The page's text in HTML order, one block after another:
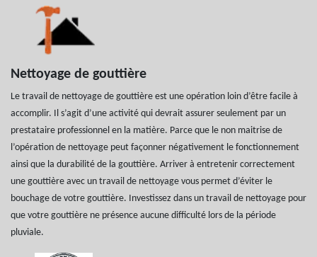
Nettoyage de gouttière
Le travail de nettoyage de gouttière est une opération loin d’être facile à
accomplir. Il s’agit d’une activité qui devrait assurer seulement par un
prestataire professionnel en la matière. Parce que le non maitrise de
l’opération de nettoyage peut façonner négativement le fonctionnement
ainsi que la durabilité de la gouttière. Arriver à entretenir correctement
une gouttière avec un travail de nettoyage vous permet d’éviter le
bouchage de votre gouttière. Investissez dans un travail de nettoyage pour
que votre gouttière ne présence aucune difficulté lors de la période
pluviale.